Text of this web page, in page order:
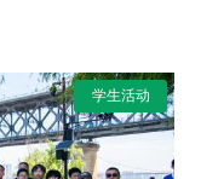
学生活动